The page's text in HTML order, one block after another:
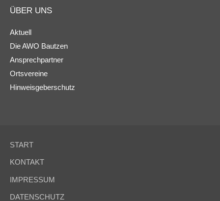
ÜBER UNS
Aktuell
Die AWO Bautzen
Ansprechpartner
Ortsvereine
Hinweisgeberschutz
START
KONTAKT
IMPRESSUM
DATENSCHUTZ